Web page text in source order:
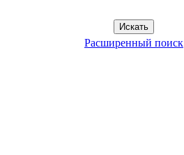
Расширенный поиск